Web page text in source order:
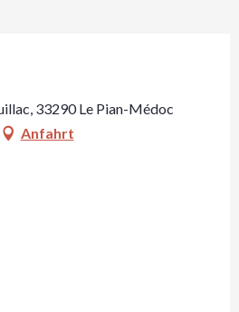
33290 Le Pian-Médoc
Anfahrt